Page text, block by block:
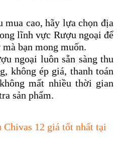
cao, hãy lựa chọn địa
lĩnh vực Rượu ngoại để
bạn mong muốn.
ngoại luôn sẵn sàng thu
không ép giá, thanh toán
mất nhiều thời gian
sản phẩm.
12 giá tốt nhất tại